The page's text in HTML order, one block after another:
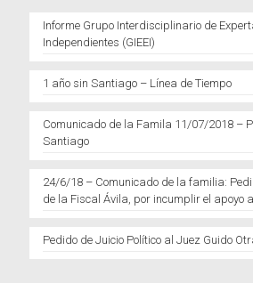
Informe Grupo Interdisciplinario de
Independientes (GIEEI)
1 año sin Santiago – Línea de Tiempo
Comunicado de la Famila 11/07/2018 –
Santiago
24/6/18 – Comunicado de la familia:
de la Fiscal Ávila, por incumplir el apoyo
Pedido de Juicio Político al Juez Guido